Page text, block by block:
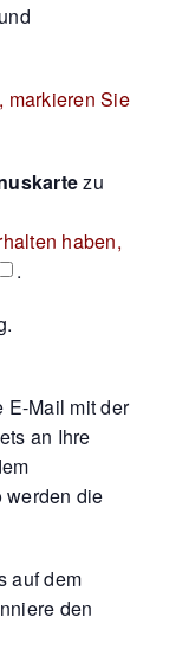
markieren Sie
zu
haben,
.
E-Mail mit der
an Ihre
werden die
auf dem
den